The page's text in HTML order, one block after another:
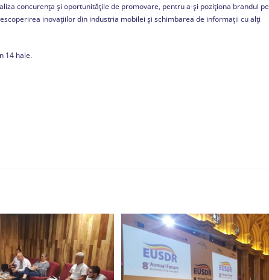
concurența și oportunitățile de promovare, pentru a-și poziționa brandul pe
inovațiilor din industria mobilei și schimbarea de informații cu alți
14 hale.